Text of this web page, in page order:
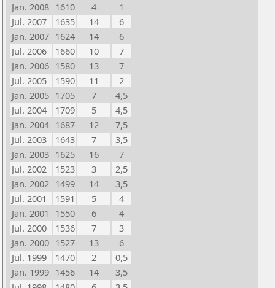
Jan. 2008 1610 4
1
Jul. 2007
1635 14
6
Jan. 2007 1624 14
6
Jul. 2006
1660 10
7
Jan. 2006 1580 13
7
Jul. 2005
1590 11
2
Jan. 2005 1705 7
4,5
Jul. 2004
1709 5
4,5
Jan. 2004 1687 12
7,5
Jul. 2003
1643 7
3,5
Jan. 2003 1625 16
7
Jul. 2002
1523 3
2,5
Jan. 2002 1499 14
3,5
Jul. 2001
1591 5
4
Jan. 2001
1550 6
4
Jul. 2000
1536 7
3
Jan. 2000 1527 13
6
Jul. 1999
1470 2
0,5
Jan. 1999 1456 14
3,5